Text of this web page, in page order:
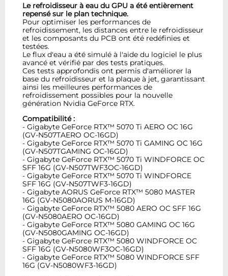
Le refroidisseur à eau du GPU a été entièrement
repensé sur le plan technique.
Pour optimiser les performances de
refroidissement, les distances entre le refroidisseur
et les composants du PCB ont été redéfinies et
testées.
Le flux d'eau a été simulé à l'aide du logiciel le plus
avancé et vérifié par des tests pratiques.
Ces tests approfondis ont permis d'améliorer la
base du refroidisseur et la plaque à jet, garantissant
ainsi les meilleures performances de
refroidissement possibles pour la nouvelle
génération Nvidia GeForce RTX.
Compatibilité :
- Gigabyte GeForce RTX™ 5070 Ti AERO OC 16G
(GV-N507TAERO OC-16GD)
- Gigabyte GeForce RTX™ 5070 Ti GAMING OC 16G
(GV-N507TGAMING OC-16GD)
- Gigabyte GeForce RTX™ 5070 Ti WINDFORCE OC
SFF 16G (GV-N507TWF3OC-16GD)
- Gigabyte GeForce RTX™ 5070 Ti WINDFORCE
SFF 16G (GV-N507TWF3-16GD)
- Gigabyte AORUS GeForce RTX™ 5080 MASTER
16G (GV-N5080AORUS M-16GD)
- Gigabyte GeForce RTX™ 5080 AERO OC SFF 16G
(GV-N5080AERO OC-16GD)
- Gigabyte GeForce RTX™ 5080 GAMING OC 16G
(GV-N5080GAMING OC-16GD)
- Gigabyte GeForce RTX™ 5080 WINDFORCE OC
SFF 16G (GV-N5080WF3OC-16GD)
- Gigabyte GeForce RTX™ 5080 WINDFORCE SFF
16G (GV-N5080WF3-16GD)